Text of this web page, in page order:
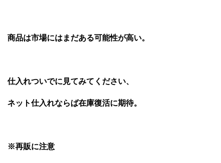
商品は市場にはまだある可能性が高い。
仕入れついでに見てみてください、
ネット仕入れならば在庫復活に期待。
※再販に注意